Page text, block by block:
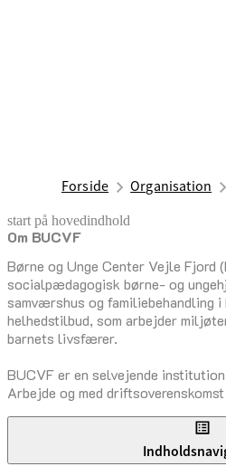
Forside Organisation
start på hovedindhold
Om BUCVF
Børne og Unge Center Vejle Fjord
socialpædagogisk børne- og
samværshus og familiebehandling i
helhedstilbud, som arbejder
barnets livsfærer.
BUCVF er en selvejende
Arbejde og med
senest opdateret 19. juni 2026